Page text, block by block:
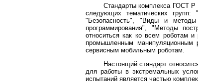
Стандарты комплекса ГОСТ Р
следующих тематических групп:
"Безопасность", "Виды и методы
программирования", "Методы
относиться как ко всем роботам
промышленным манипуляционным
сервисным мобильным роботам.
Настоящий стандарт
для работы в экстремальных
испытаний является частью